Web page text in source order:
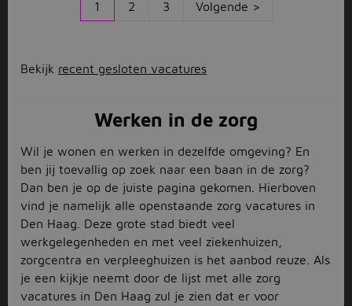
1 2 3 Volgende >
Bekijk recent gesloten vacatures
Werken in de zorg
Wil je wonen en werken in dezelfde omgeving? En
ben jij toevallig op zoek naar een baan in de zorg?
Dan ben je op de juiste pagina gekomen. Hierboven
vind je namelijk alle openstaande zorg vacatures in
Den Haag. Deze grote stad biedt veel
werkgelegenheden en met veel ziekenhuizen,
zorgcentra en verpleeghuizen is het aanbod reuze. Als
je een kijkje neemt door de lijst met alle zorg
vacatures in Den Haag zul je zien dat er voor